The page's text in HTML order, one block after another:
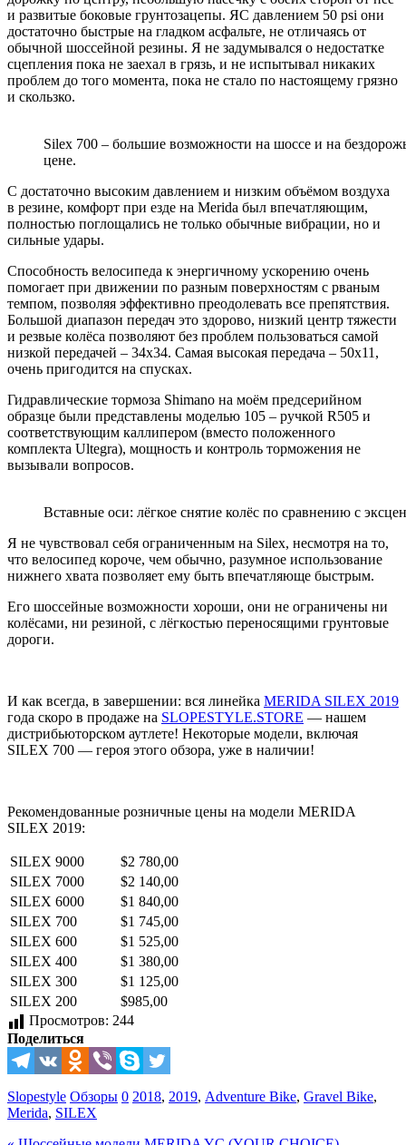
и развитые боковые грунтозацепы. ЯС давлением 50 psi они
достаточно быстрые на гладком асфальте, не отличаясь от
обычной шоссейной резины. Я не задумывался о недостатке
сцепления пока не заехал в грязь, и не испытывал никаких
проблем до того момента, пока не стало по настоящему грязно
и скользко.
Silex 700 – большие возможности на шоссе и на
цене.
С достаточно высоким давлением и низким объёмом воздуха
в резине, комфорт при езде на Merida был впечатляющим,
полностью поглощались не только обычные вибрации, но и
сильные удары.
Способность велосипеда к энергичному ускорению очень
помогает при движении по разным поверхностям с рваным
темпом, позволяя эффективно преодолевать все препятствия.
Большой диапазон передач это здорово, низкий центр тяжести
и резвые колёса позволяют без проблем пользоваться самой
низкой передачей – 34х34. Самая высокая передача – 50х11,
очень пригодится на спусках.
Гидравлические тормоза Shimano на моём предсерийном
образце были представлены моделью 105 – ручкой R505 и
соответствующим каллипером (вместо положенного
комплекта Ultegra), мощность и контроль торможения не
вызывали вопросов.
Вставные оси: лёгкое снятие колёс по сравнению с
Я не чувствовал себя ограниченным на Silex, несмотря на то,
что велосипед короче, чем обычно, разумное использование
нижнего хвата позволяет ему быть впечатляюще быстрым.
Его шоссейные возможности хороши, они не ограничены ни
колёсами, ни резиной, с лёгкостью переносящими грунтовые
дороги.
И как всегда, в завершении: вся линейка MERIDA SILEX 2019
года скоро в продаже на SLOPESTYLE.STORE — нашем
дистрибьюторском аутлете! Некоторые модели, включая
SILEX 700 — героя этого обзора, уже в наличии!
Рекомендованные розничные цены на модели MERIDA
SILEX 2019:
SILEX 9000
$2 780,00
SILEX 7000
$2 140,00
SILEX 6000
$1 840,00
SILEX 700
$1 745,00
SILEX 600
$1 525,00
SILEX 400
$1 380,00
SILEX 300
$1 125,00
SILEX 200
$985,00
Просмотров: 244
Поделиться
Slopestyle Обзоры 0 2018, 2019, Adventure Bike, Gravel Bike,
Merida, SILEX